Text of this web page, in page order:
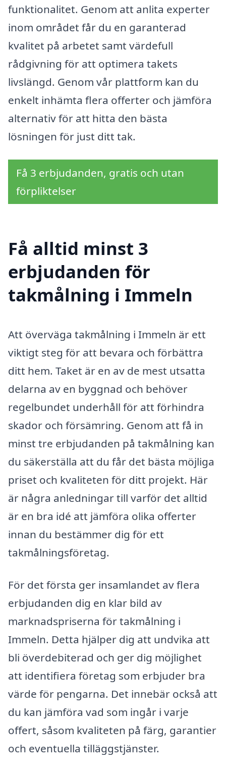
funktionalitet. Genom att anlita experter
inom området får du en garanterad
kvalitet på arbetet samt värdefull
rådgivning för att optimera takets
livslängd. Genom vår plattform kan du
enkelt inhämta flera offerter och jämföra
alternativ för att hitta den bästa
lösningen för just ditt tak.
Få 3 erbjudanden, gratis och utan
förpliktelser
Få alltid minst 3
erbjudanden för
takmålning i Immeln
Att överväga takmålning i Immeln är ett
viktigt steg för att bevara och förbättra
ditt hem. Taket är en av de mest utsatta
delarna av en byggnad och behöver
regelbundet underhåll för att förhindra
skador och försämring. Genom att få in
minst tre erbjudanden på takmålning kan
du säkerställa att du får det bästa möjliga
priset och kvaliteten för ditt projekt. Här
är några anledningar till varför det alltid
är en bra idé att jämföra olika offerter
innan du bestämmer dig för ett
takmålningsföretag.
För det första ger insamlandet av flera
erbjudanden dig en klar bild av
marknadspriserna för takmålning i
Immeln. Detta hjälper dig att undvika att
bli överdebiterad och ger dig möjlighet
att identifiera företag som erbjuder bra
värde för pengarna. Det innebär också att
du kan jämföra vad som ingår i varje
offert, såsom kvaliteten på färg, garantier
och eventuella tilläggstjänster.